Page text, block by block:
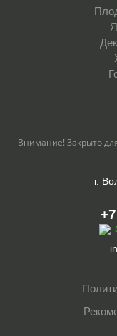
Внимание! Закрыто
г.